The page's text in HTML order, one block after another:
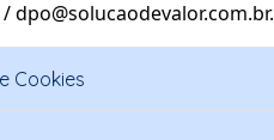
dpo@solucaodevalor.com.br.
Cookies